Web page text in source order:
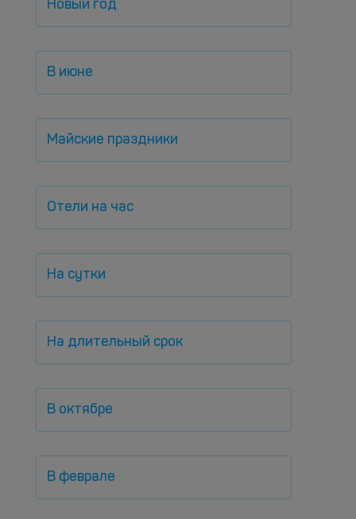
Новый год
В июне
Майские праздники
Отели на час
На сутки
На длительный срок
В октябре
В феврале